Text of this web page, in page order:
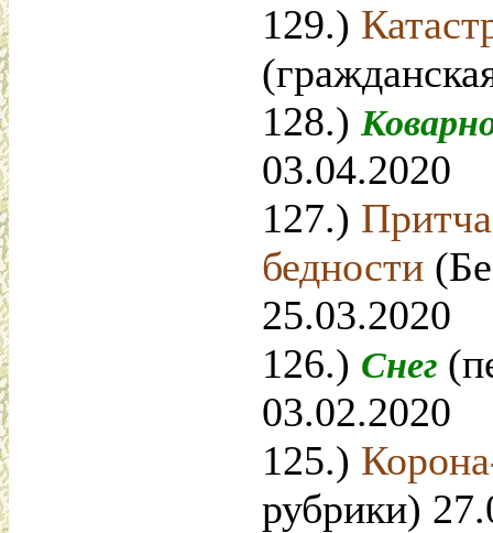
129.)
128.)
03.04.2020
127.)
бедности
25.03.2020
126.) Снег
03.02.2020
125.)
рубрики)